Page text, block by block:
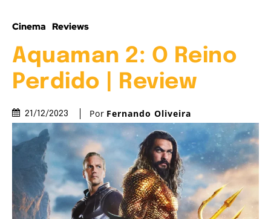
Cinema Reviews
Aquaman 2: O Reino
Perdido | Review
21/12/2023 Por Fernando Oliveira